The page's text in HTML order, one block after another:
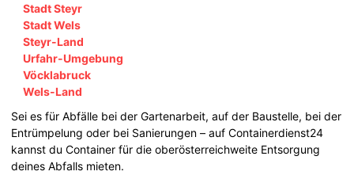
Stadt Steyr
Stadt Wels
Steyr-Land
Urfahr-Umgebung
Vöcklabruck
Wels-Land
Sei es für Abfälle bei der Gartenarbeit, auf der Baustelle, bei der
Entrümpelung oder bei Sanierungen – auf Containerdienst24
kannst du Container für die oberösterreichweite Entsorgung
deines Abfalls mieten.